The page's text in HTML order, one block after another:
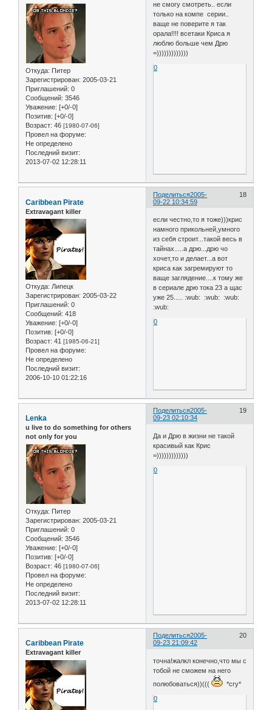
Откуда: Питер
Зарегистрирован: 2005-03-21
Приглашений: 0
Сообщений: 3546
Уважение: [+0/-0]
Позитив: [+0/-0]
Возраст: 46 [1980-07-06]
Провел на форуме:
Не определено
Последний визит:
2013-07-02 12:28:11
не смогу смотреть.. если
только на компе серии..
ваще не поверите я так
орала!!!! всетаки Криса я
люблю больше чем Дрю
=)))))))))))))
0
Поделиться 18
2005-
09-22 10:34:59
Caribbean Pirate
Extravagant killer
Откуда: Липецк
Зарегистрирован: 2005-03-22
Приглашений: 0
Сообщений: 418
Уважение: [+0/-0]
Позитив: [+0/-0]
Возраст: 41 [1985-06-21]
Провел на форуме:
Не определено
Последний визит:
2006-10-10 01:22:16
если честно,то я тоже)))крис
намного прикольней,умного
из себя строит...такой весь в
тайнах.....а дрю...дрю чо
хочет,то и делает...а вот
криса как загремируют то
ваще заглядение....к тому же
в сериале дрю тока 23 а щас
уже 25..... :wub: :wub: :wub:
:wub:
0
Поделиться 19
2005-
09-23 02:10:34
Lenka
u live to do something for others
not only for you
Откуда: Питер
Зарегистрирован: 2005-03-21
Приглашений: 0
Сообщений: 3546
Уважение: [+0/-0]
Позитив: [+0/-0]
Возраст: 46 [1980-07-06]
Провел на форуме:
Не определено
Последний визит:
2013-07-02 12:28:11
Да и Дрю в жизни не такой
красивый как Крис
=)))))))))))))
0
Поделиться 20
2005-
09-23 21:09:42
Caribbean Pirate
Extravagant killer
точна!жалкл конечно,что мы с
тобой не сможем на него
полюбоваться))(((
*cry*
0